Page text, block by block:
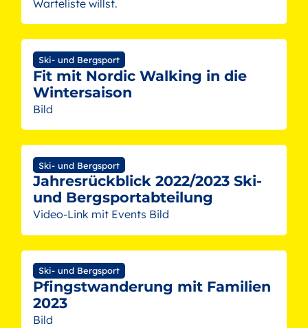
Warteliste willst.
Ski- und Bergsport
Fit mit Nordic Walking in die
Wintersaison
Bild
Ski- und Bergsport
Jahresrückblick 2022/2023 Ski-
und Bergsportabteilung
Video-Link mit Events Bild
Ski- und Bergsport
Pfingstwanderung mit Familien
2023
Bild